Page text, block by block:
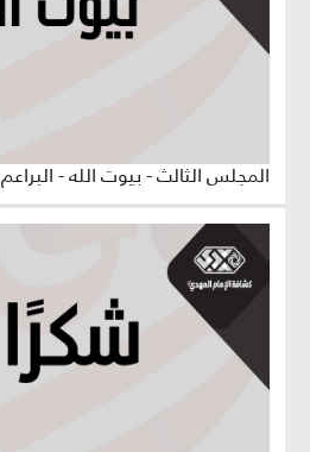
المجلس الثالث - بيوت الله - البراعم